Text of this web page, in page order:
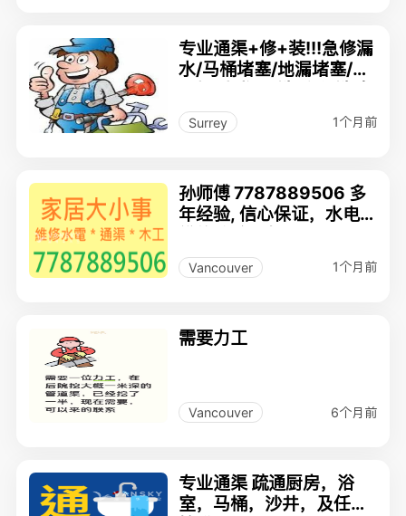
专业通渠+修+装!!!急修漏
水/马桶堵塞/地漏堵塞/碎
机/清雨水管
Surrey 1个月前
孙师傅 7787889506 多
年经验, 信心保证，水电
Vancouver 1个月前
需要力工
Vancouver 6个月前
专业通渠 疏通厨房，浴
室，马桶，沙井，及任何